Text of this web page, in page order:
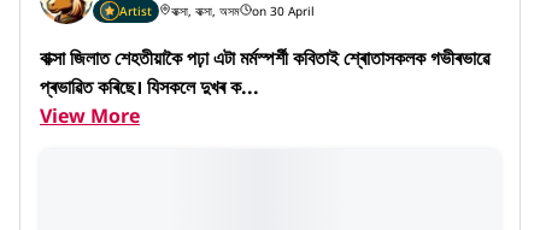
Artist বাক্সা, বাক্সা, অসম on 30 April
বাক্সা জিলাত শেহতীয়াকৈ পঢ়া এটা মৰ্মস্পৰ্শী কবিতাই শ্ৰোতাসকলক গভীৰভাৱে
প্ৰভাৱিত কৰিছে। যিসকলে দুখৰ ক...
View More